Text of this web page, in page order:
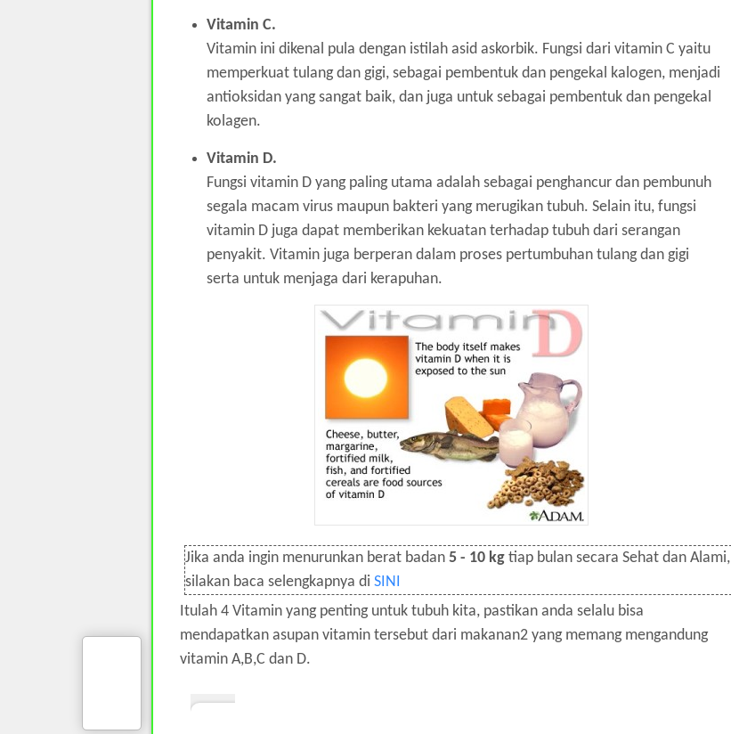
Vitamin C.
Vitamin ini dikenal pula dengan istilah asid askorbik. Fungsi dari vitamin C yaitu
memperkuat tulang dan gigi, sebagai pembentuk dan pengekal kalogen, menjadi
antioksidan yang sangat baik, dan juga untuk sebagai pembentuk dan pengekal
kolagen.
Vitamin D.
Fungsi vitamin D yang paling utama adalah sebagai penghancur dan pembunuh
segala macam virus maupun bakteri yang merugikan tubuh. Selain itu, fungsi
vitamin D juga dapat memberikan kekuatan terhadap tubuh dari serangan
penyakit. Vitamin juga berperan dalam proses pertumbuhan tulang dan gigi
serta untuk menjaga dari kerapuhan.
Jika anda ingin menurunkan berat badan 5 - 10 kg tiap bulan secara Sehat dan Alami,
silakan baca selengkapnya di SINI
Itulah 4 Vitamin yang penting untuk tubuh kita, pastikan anda selalu bisa
mendapatkan asupan vitamin tersebut dari makanan2 yang memang mengandung
vitamin A,B,C dan D.